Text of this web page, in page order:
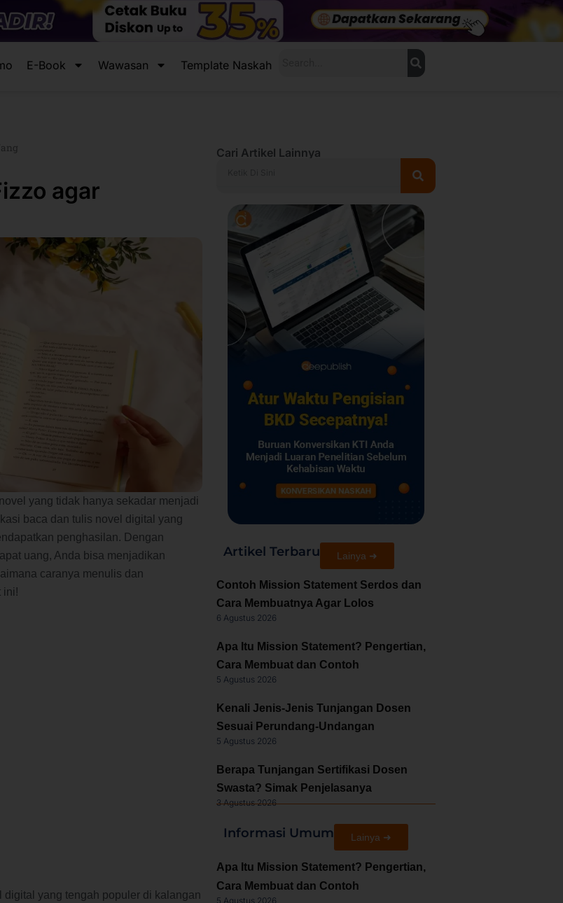
E-Book Wawasan Template Naskah
agar
yang tidak hanya sekadar menjadi
baca dan tulis novel digital yang
penghasilan. Dengan
uang, Anda bisa menjadikan
caranya menulis dan
ini!
yang tengah populer di kalangan
Cari Artikel Lainnya
Artikel Terbaru Lainya ➜
Contoh Mission Statement Serdos dan
Cara Membuatnya Agar Lolos
6 Agustus 2026
Apa Itu Mission Statement? Pengertian,
Cara Membuat dan Contoh
5 Agustus 2026
Kenali Jenis-Jenis Tunjangan Dosen
Sesuai Perundang-Undangan
5 Agustus 2026
Berapa Tunjangan Sertifikasi Dosen
Swasta? Simak Penjelasanya
3 Agustus 2026
Informasi Umum Lainya ➜
Apa Itu Mission Statement? Pengertian,
Cara Membuat dan Contoh
5 Agustus 2026